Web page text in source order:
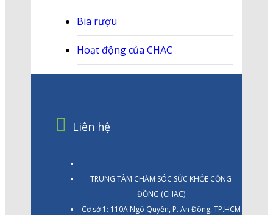
Bia rượu
Hoạt động của CHAC
Liên hệ
TRUNG TÂM CHĂM SÓC SỨC KHỎE CỘNG
ĐỒNG (CHAC)
Cơ sở 1: 110A Ngô Quyền, P. An Đông, TP.HCM